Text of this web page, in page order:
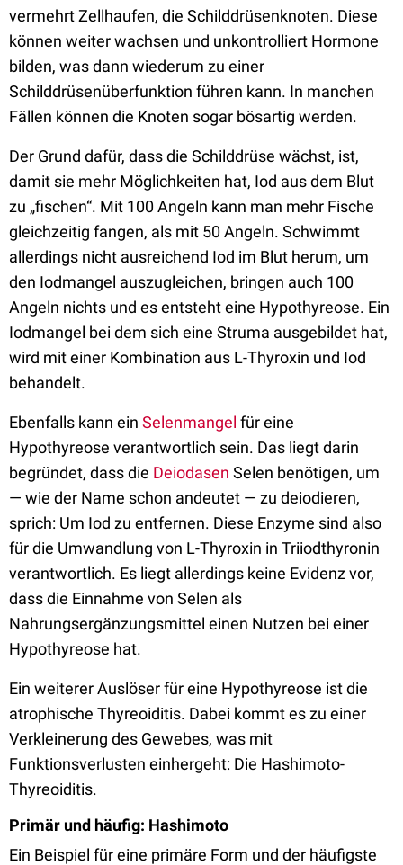
vermehrt Zellhaufen, die Schilddrüsenknoten. Diese
können weiter wachsen und unkontrolliert Hormone
bilden, was dann wiederum zu einer
Schilddrüsenüberfunktion führen kann. In manchen
Fällen können die Knoten sogar bösartig werden.
Der Grund dafür, dass die Schilddrüse wächst, ist,
damit sie mehr Möglichkeiten hat, Iod aus dem Blut
zu „fischen“. Mit 100 Angeln kann man mehr Fische
gleichzeitig fangen, als mit 50 Angeln. Schwimmt
allerdings nicht ausreichend Iod im Blut herum, um
den Iodmangel auszugleichen, bringen auch 100
Angeln nichts und es entsteht eine Hypothyreose. Ein
Iodmangel bei dem sich eine Struma ausgebildet hat,
wird mit einer Kombination aus L-Thyroxin und Iod
behandelt.
Ebenfalls kann ein Selenmangel für eine
Hypothyreose verantwortlich sein. Das liegt darin
begründet, dass die Deiodasen Selen benötigen, um
— wie der Name schon andeutet — zu deiodieren,
sprich: Um Iod zu entfernen. Diese Enzyme sind also
für die Umwandlung von L-Thyroxin in Triiodthyronin
verantwortlich. Es liegt allerdings keine Evidenz vor,
dass die Einnahme von Selen als
Nahrungsergänzungsmittel einen Nutzen bei einer
Hypothyreose hat.
Ein weiterer Auslöser für eine Hypothyreose ist die
atrophische Thyreoiditis. Dabei kommt es zu einer
Verkleinerung des Gewebes, was mit
Funktionsverlusten einhergeht: Die Hashimoto-
Thyreoiditis.
Primär und häufig: Hashimoto
Ein Beispiel für eine primäre Form und der häufigste